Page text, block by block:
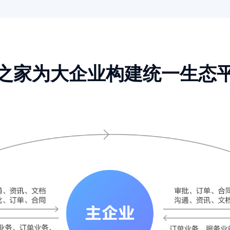
家为大企业构建统一生态